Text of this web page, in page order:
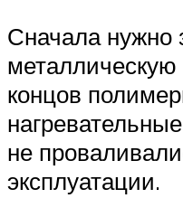
Сначала нужно
металлическую
концов
не
эксплуатации.